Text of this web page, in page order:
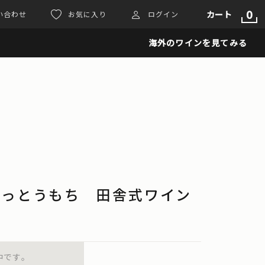
合わせ お気に入り ログイン カート 0
海外のワインを見てみる
とうもち 田舎式ワイン
す。